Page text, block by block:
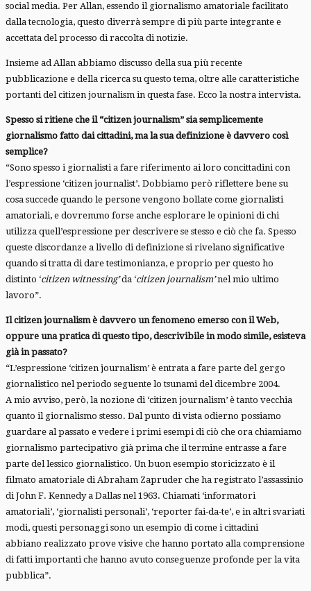
social media. Per Allan, essendo il giornalismo amatoriale facilitato
dalla tecnologia, questo diverrà sempre di più parte integrante e
accettata del processo di raccolta di notizie.
Insieme ad Allan abbiamo discusso della sua più recente
pubblicazione e della ricerca su questo tema, oltre alle caratteristiche
portanti del citizen journalism in questa fase. Ecco la nostra intervista.
Spesso si ritiene che il “citizen journalism” sia semplicemente
giornalismo fatto dai cittadini, ma la sua definizione è davvero così
semplice?
“Sono spesso i giornalisti a fare riferimento ai loro concittadini con
l’espressione ‘citizen journalist’. Dobbiamo però riflettere bene su
cosa succede quando le persone vengono bollate come giornalisti
amatoriali, e dovremmo forse anche esplorare le opinioni di chi
utilizza quell’espressione per descrivere se stesso e ciò che fa. Spesso
queste discordanze a livello di definizione si rivelano significative
quando si tratta di dare testimonianza, e proprio per questo ho
distinto ‘citizen witnessing’da ‘citizen journalism’nel mio ultimo
lavoro”.
Il citizen journalism è davvero un fenomeno emerso con il Web,
oppure una pratica di questo tipo, descrivibile in modo simile, esisteva
già in passato?
“L’espressione ‘citizen journalism’ è entrata a fare parte del gergo
giornalistico nel periodo seguente lo tsunami del dicembre 2004.
A mio avviso, però, la nozione di ‘citizen journalism’ è tanto vecchia
quanto il giornalismo stesso. Dal punto di vista odierno possiamo
guardare al passato e vedere i primi esempi di ciò che ora chiamiamo
giornalismo partecipativo già prima che il termine entrasse a fare
parte del lessico giornalistico. Un buon esempio storicizzato è il
filmato amatoriale di Abraham Zapruder che ha registrato l’assassinio
di John F. Kennedy a Dallas nel 1963. Chiamati ‘informatori
amatoriali’, ‘giornalisti personali’, ‘reporter fai-da-te’, e in altri svariati
modi, questi personaggi sono un esempio di come i cittadini
abbiano realizzato prove visive che hanno portato alla comprensione
di fatti importanti che hanno avuto conseguenze profonde per la vita
pubblica”.